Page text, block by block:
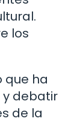
los
que ha
debatir
de la